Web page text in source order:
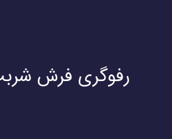
رفوگری فرش